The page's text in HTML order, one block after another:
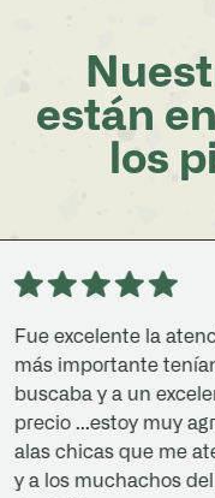
están
los
excelente la atención
importante tenían lo
y a un excelente
...estoy muy
chicas que me
los muchachos del